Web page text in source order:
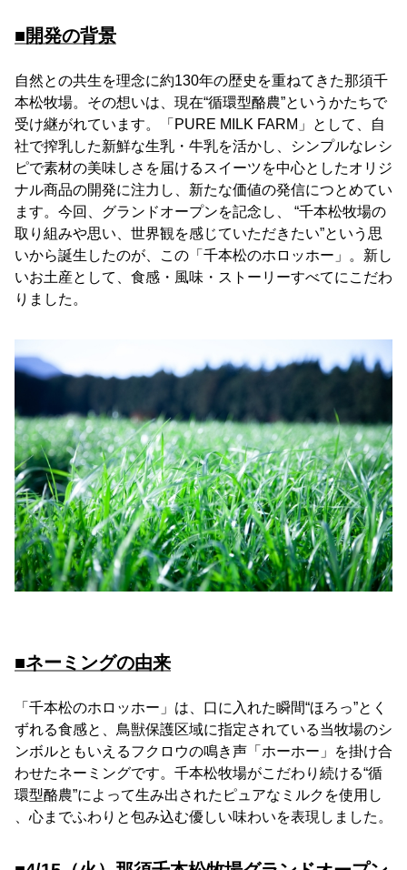
■開発の背景
自然との共生を理念に約130年の歴史を重ねてきた那須千
本松牧場。その想いは、現在“循環型酪農”というかたちで
受け継がれています。「PURE MILK FARM」として、自
社で搾乳した新鮮な生乳・牛乳を活かし、シンプルなレシ
ピで素材の美味しさを届けるスイーツを中心としたオリジ
ナル商品の開発に注力し、新たな価値の発信につとめてい
ます。今回、グランドオープンを記念し、 “千本松牧場の
取り組みや思い、世界観を感じていただきたい”という思
いから誕生したのが、この「千本松のホロッホー」。新し
いお土産として、食感・風味・ストーリーすべてにこだわ
りました。
■ネーミングの由来
「千本松のホロッホー」は、口に入れた瞬間“ほろっ”とく
ずれる食感と、鳥獣保護区域に指定されている当牧場のシ
ンボルともいえるフクロウの鳴き声「ホーホー」を掛け合
わせたネーミングです。千本松牧場がこだわり続ける“循
環型酪農”によって生み出されたピュアなミルクを使用し
、心までふわりと包み込む優しい味わいを表現しました。